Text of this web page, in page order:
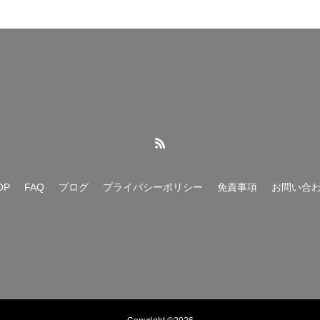
FAQ ブログ プライバシーポリシー 免責事項 お問い合